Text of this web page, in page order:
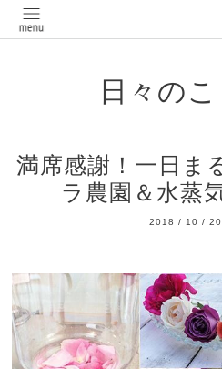
日々の
満席感謝！一日ま
ラ農園＆水蒸
2018 / 10 /